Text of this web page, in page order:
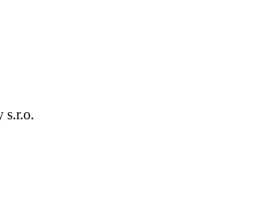
s.r.o.